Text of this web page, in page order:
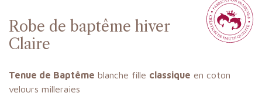
Robe de baptême hiver
Claire
Tenue de Baptême blanche fille classique en coton
velours milleraies